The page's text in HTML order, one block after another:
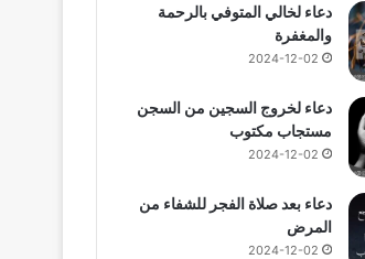
دعاء لخالي المتوفي بالرحمة
والمغفرة
2024-12-02
دعاء لخروج السجين من السجن
مستجاب مكتوب
2024-12-02
دعاء بعد صلاة الفجر للشفاء من
المرض
2024-12-02